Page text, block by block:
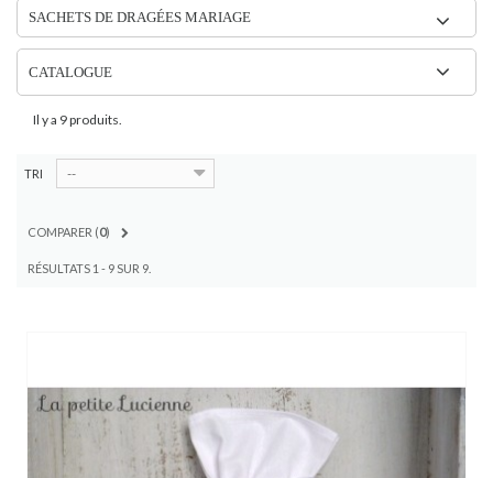
SACHETS DE DRAGÉES MARIAGE
CATALOGUE
Il y a 9 produits.
TRI --
COMPARER (0)
RÉSULTATS 1 - 9 SUR 9.